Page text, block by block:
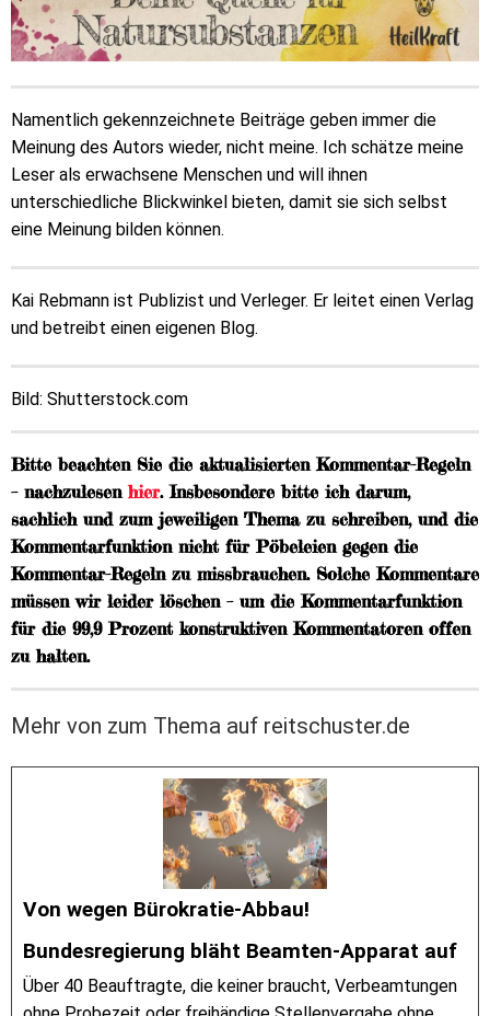
Namentlich gekennzeichnete Beiträge geben immer die
Meinung des Autors wieder, nicht meine. Ich schätze meine
Leser als erwachsene Menschen und will ihnen
unterschiedliche Blickwinkel bieten, damit sie sich selbst
eine Meinung bilden können.
Kai Rebmann ist Publizist und Verleger. Er leitet einen Verlag
und betreibt einen eigenen Blog.
Bild: Shutterstock.com
Bitte beachten Sie die aktualisierten Kommentar-Regeln
– nachzulesenhier. Insbesondere bitte ich darum,
sachlich und zum jeweiligen Thema zu schreiben, und die
Kommentarfunktion nicht für Pöbeleien gegen die
Kommentar-Regeln zu missbrauchen. Solche Kommentare
müssen wir leider löschen – um die Kommentarfunktion
für die 99,9 Prozent konstruktiven Kommentatoren offen
zu halten.
Mehr von zum Thema auf reitschuster.de
Von wegen Bürokratie-Abbau!
Bundesregierung bläht Beamten-Apparat auf
Über 40 Beauftragte, die keiner braucht, Verbeamtungen